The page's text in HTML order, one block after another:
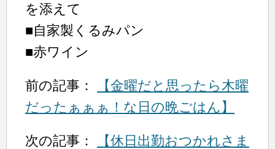
を添えて
■自家製くるみパン
■赤ワイン
前の記事：
【金曜だと思ったら木曜
だったぁぁぁ！な日の晩ごはん】
次の記事：
【休日出勤おつかれさま